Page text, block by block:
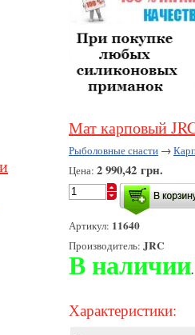
Мат карповый
Рыболовные снасти →
Цена: 2 990,42 грн.
Артикул: 11640
Производитель: JRC
В наличии.
Характеристики: